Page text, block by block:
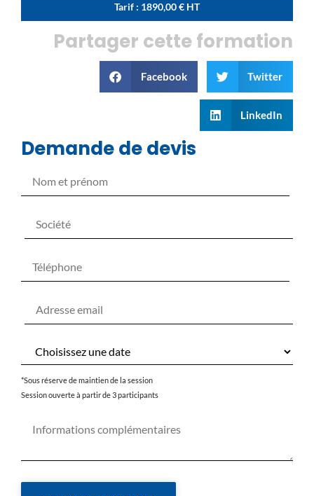
Tarif : 1890,00€ HT
Partager cette formation
Facebook Twitter
LinkedIn
Demande de devis
*Sous réserve de maintien de la session
Session ouverte à partir de 3 participants